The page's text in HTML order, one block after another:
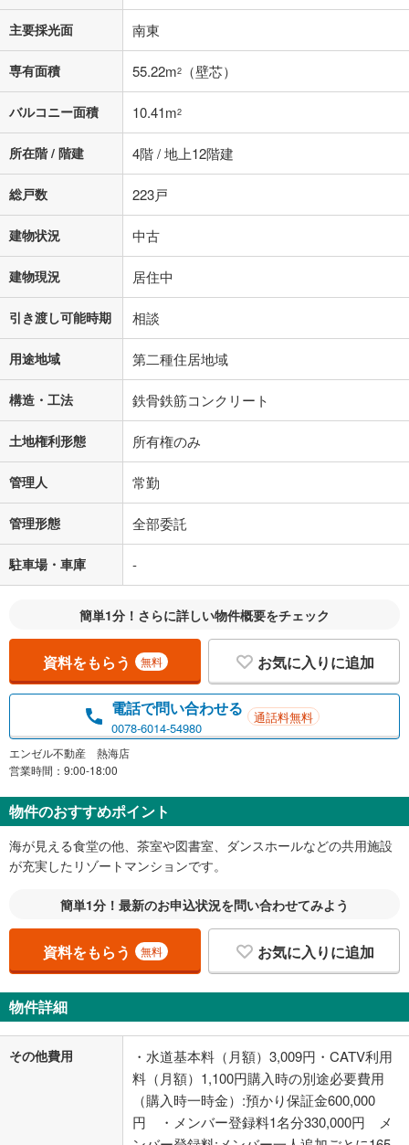
主要採光面 南東
専有面積 55.22m2 （壁芯）
バルコニー面積 10.41m2
所在階 / 階建 4階 / 地上12階建
総戸数 223戸
建物状況 中古
建物現況 居住中
引き渡し可能時期 相談
用途地域 第二種住居地域
構造・工法 鉄骨鉄筋コンクリート
土地権利形態 所有権のみ
管理人 常勤
管理形態 全部委託
駐車場・車庫 -
簡単1分！さらに詳しい物件概要をチェック
資料をもらう 無料 お気に入りに追加
電話で問い合わせる
0078-6014-54980
通話料無料
エンゼル不動産 熱海店
営業時間：9:00-18:00
物件のおすすめポイント
海が見える食堂の他、茶室や図書室、ダンスホールなどの共用施設
が充実したリゾートマンションです。
簡単1分！最新のお申込状況を問い合わせてみよう
資料をもらう 無料 お気に入りに追加
物件詳細
その他費用
・水道基本料（月額）3,009円・CATV利用
料（月額）1,100円購入時の別途必要費用
（購入時一時金）:預かり保証金600,000
円 ・メンバー登録料1名分330,000円 メ